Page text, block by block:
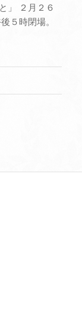
」 ２月２６
５時閉場。